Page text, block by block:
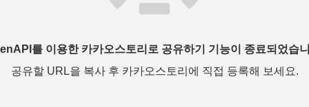
를 이용한 카카오스토리로 공유하기 기능이 종료되었습
공유할 URL을 복사 후 카카오스토리에 직접 등록해 보세요.